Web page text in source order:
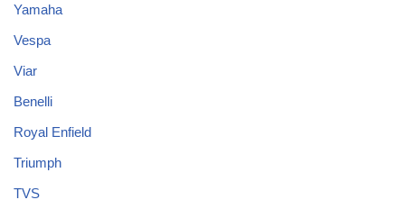
Yamaha
Vespa
Viar
Benelli
Royal Enfield
Triumph
TVS